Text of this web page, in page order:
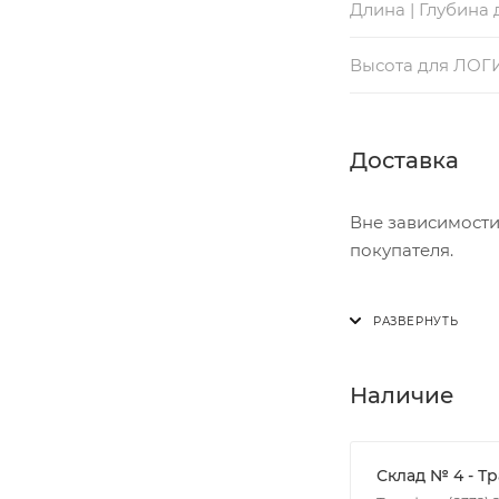
Длина |
Высота для
Доставка
Вне
покупателя.
Итоговая
- количества
Наличие
Склад № 4 -